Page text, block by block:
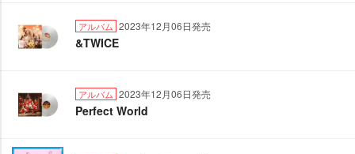
アルバム 2023年12月06日発売
&TWICE
アルバム 2023年12月06日発売
Perfect World